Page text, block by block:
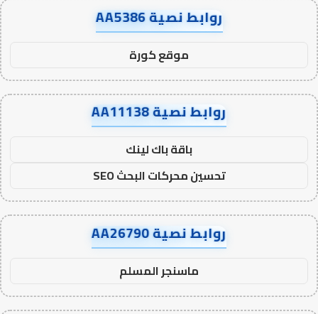
روابط نصية AA5386
موقع كورة
روابط نصية AA11138
باقة باك لينك
تحسين محركات البحث SEO
روابط نصية AA26790
ماسنجر المسلم